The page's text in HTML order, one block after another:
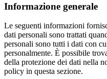
Informazione generale
Le seguenti informazioni
dati personali sono trattati
personali sono tutti i dati con
personalmente. È possibile
della protezione dei dati nella
policy in questa sezione.